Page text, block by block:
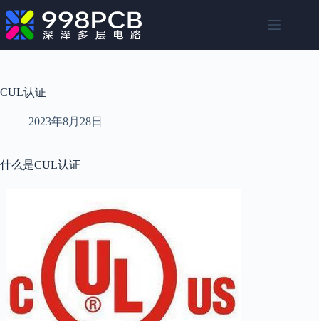
至
内
容
CUL认证
2023年8月28日
什么是CUL认证